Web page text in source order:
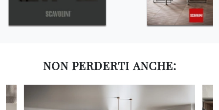
NON PERDERTI ANCHE: